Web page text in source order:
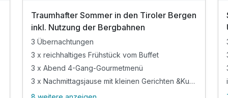
Traumhafter Sommer in den Tiroler Bergen
inkl. Nutzung der Bergbahnen
3 Übernachtungen
3 x reichhaltiges Frühstück vom Buffet
3 x Abend 4-Gang-Gourmetmenü
3 x Nachmittagsjause mit kleinen Gerichten &Kuchen